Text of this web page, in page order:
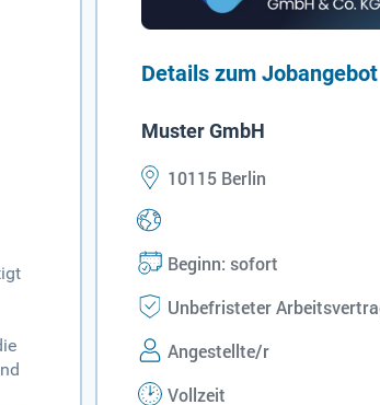
Details zum Jobangebot
Muster GmbH
10115 Berlin
Beginn: sofort
Unbefristeter
Angestellte/r
Vollzeit